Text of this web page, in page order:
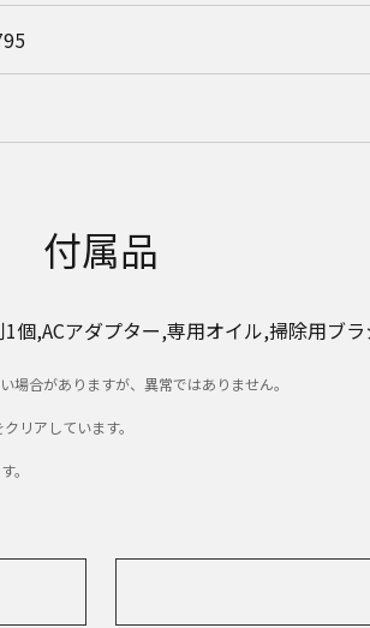
付属品
個,ACアダプター,専用オイル,掃除用ブ
合がありますが、異常ではありません。
リアしています。
。